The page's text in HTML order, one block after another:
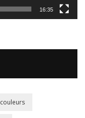
16:35
couleurs